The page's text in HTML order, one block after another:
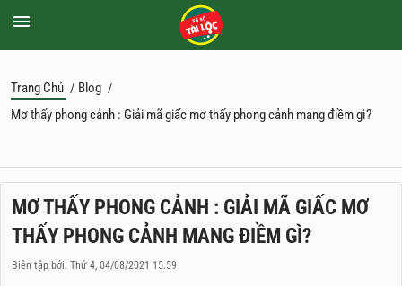
Trang Chủ / Blog /
Mơ thấy phong cảnh : Giải mã giấc mơ thấy phong cảnh mang điềm gì?
MƠ THẤY PHONG CẢNH : GIẢI MÃ GIẤC MƠ
THẤY PHONG CẢNH MANG ĐIỀM GÌ?
Biên tập bởi: Thứ 4, 04/08/2021 15:59